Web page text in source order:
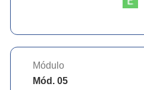
Módulo
Mód. 05